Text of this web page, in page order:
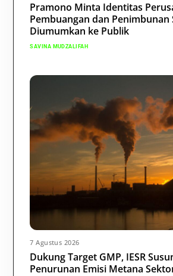
Pramono Minta Identitas
Pembuangan dan Penimbunan
Diumumkan ke Publik
SAVINA MUDZALIFAH
7 Agustus 2026
Dukung Target GMP, IESR
Penurunan Emisi Metana